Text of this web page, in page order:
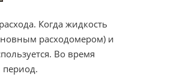
Когда жидкость
расходомером) и
Во время